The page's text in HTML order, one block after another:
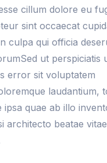
cillum dolore eu
sint occaecat
culpa qui officia
ut perspiciatis
error sit voluptatem
laudantium,
ipsa quae ab illo
architecto beatae